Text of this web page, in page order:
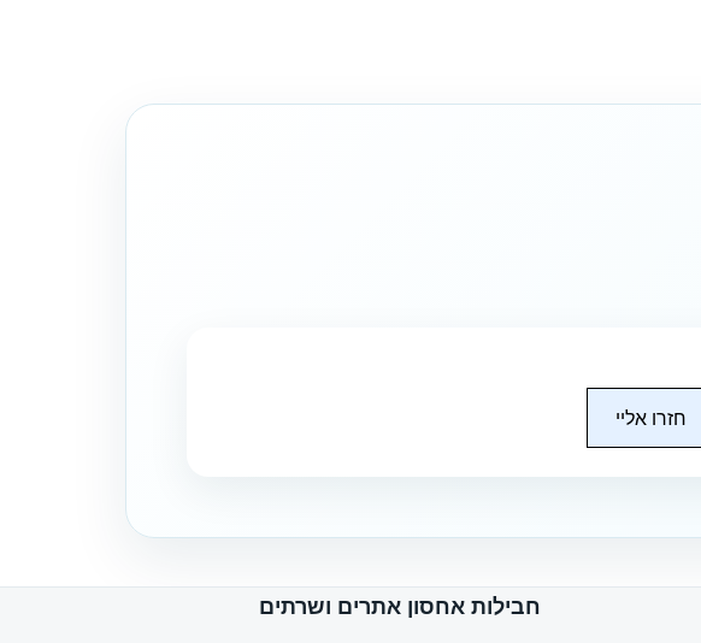
חזרו אליי
חבילות אחסון אתרים ושרתים